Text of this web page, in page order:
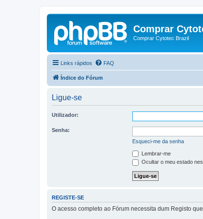
Comprar
Comprar Cytotec Brazil
Links rápidos FAQ
Índice do Fórum
Ligue-se
Utilizador:
Senha:
Esqueci-me da senha
Lembrar-me
Ocultar o meu estado
REGISTE-SE
O acesso completo ao Fórum necessita dum Registo